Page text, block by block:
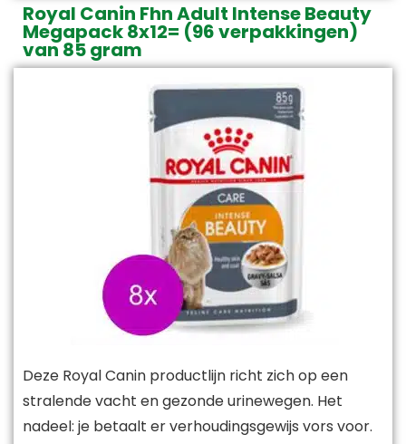
Royal Canin Fhn Adult Intense Beauty
Megapack 8x12= (96 verpakkingen)
van 85 gram
Deze Royal Canin productlijn richt zich op een
stralende vacht en gezonde urinewegen. Het
nadeel: je betaalt er verhoudingsgewijs vors voor.